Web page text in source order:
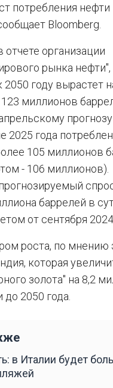
потребления
Bloomberg.
отчете организации
рынка нефти",
2050 году вырастет
миллионов
2025 года
105 миллионов
- 106 миллионов).
баррелей в
от сентября 2024
роста, по мнению
которая
золота" на 8,2
2050 года.
в Италии будет